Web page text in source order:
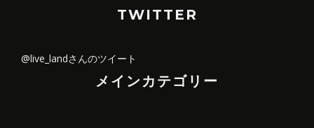
TWITTER
@live_landさんのツイート
メインカテゴリー